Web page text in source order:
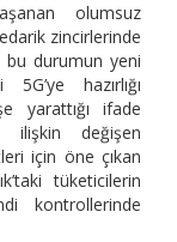
olumsuz
zincirlerinde
bu durumun yeni
hazırlığı
yarattığı ifade
ilişkin değişen
için öne çıkan
tüketicilerin
kontrollerinde